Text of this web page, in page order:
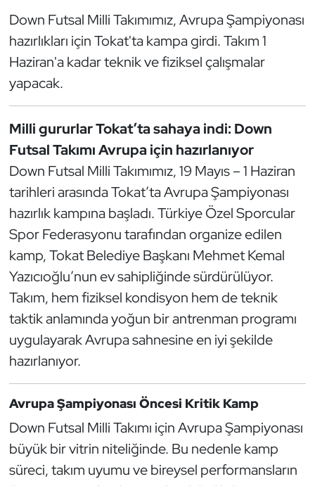
Down Futsal Milli Takımımız, Avrupa Şampiyonası
hazırlıkları için Tokat'ta kampa girdi. Takım 1
Haziran'a kadar teknik ve fiziksel çalışmalar
yapacak.
Milli gururlar Tokat’ta sahaya indi: Down
Futsal Takımı Avrupa için hazırlanıyor
Down Futsal Milli Takımımız, 19 Mayıs – 1 Haziran
tarihleri arasında Tokat’ta Avrupa Şampiyonası
hazırlık kampına başladı. Türkiye Özel Sporcular
Spor Federasyonu tarafından organize edilen
kamp, Tokat Belediye Başkanı Mehmet Kemal
Yazıcıoğlu’nun ev sahipliğinde sürdürülüyor.
Takım, hem fiziksel kondisyon hem de teknik
taktik anlamında yoğun bir antrenman programı
uygulayarak Avrupa sahnesine en iyi şekilde
hazırlanıyor.
Avrupa Şampiyonası Öncesi Kritik Kamp
Down Futsal Milli Takımı için Avrupa Şampiyonası
büyük bir vitrin niteliğinde. Bu nedenle kamp
süreci, takım uyumu ve bireysel performansların
E-Spor
Eskrim
Futsal
Genel
Golf
Güreş
Halter
Hava Sporları
Hentbol
İşitme Engelli Sporcular
Judo ve Kuraş
Kano ve Rafting